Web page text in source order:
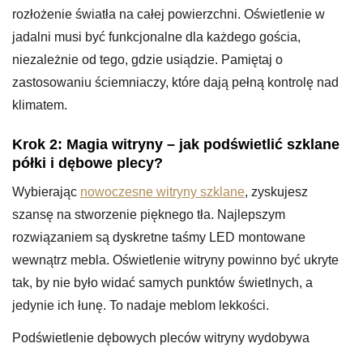
rozłożenie światła na całej powierzchni. Oświetlenie w
jadalni musi być funkcjonalne dla każdego gościa,
niezależnie od tego, gdzie usiądzie. Pamiętaj o
zastosowaniu ściemniaczy, które dają pełną kontrolę nad
klimatem.
Krok 2: Magia witryny – jak podświetlić szklane
półki i dębowe plecy?
Wybierając nowoczesne witryny szklane, zyskujesz
szansę na stworzenie pięknego tła. Najlepszym
rozwiązaniem są dyskretne taśmy LED montowane
wewnątrz mebla. Oświetlenie witryny powinno być ukryte
tak, by nie było widać samych punktów świetlnych, a
jedynie ich łunę. To nadaje meblom lekkości.
Podświetlenie dębowych pleców witryny wydobywa